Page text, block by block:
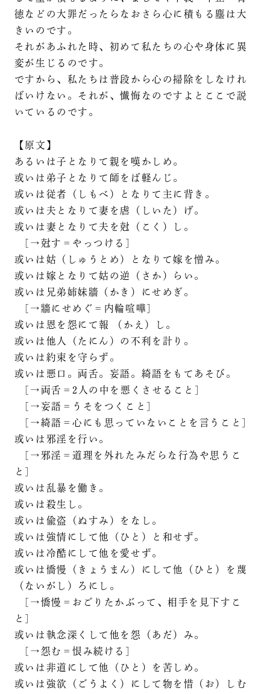
徳などの大罪だったらなおさら心に積もる塵は大
きいのです。
それがあふれた時、初めて私たちの心や身体に異
変が生じるのです。
ですから、私たちは普段から心の掃除をしなけれ
ばいけない。それが、懴悔なのですよとここで説
いているのです。
【原文】
あるいは子となりて親を嘆かしめ。
或いは弟子となりて師をば軽んじ。
或いは従者（しもべ）となりて主に背き。
或いは夫となりて妻を虐（しいた）げ。
或いは妻となりて夫を尅（こく）し。
[→尅す＝やっつける]
或いは姑（しゅうとめ）となりて嫁を憎み。
或いは嫁となりて姑の逆（さか）らい。
或いは兄弟姉妹牆（かき）にせめぎ。
[→牆にせめぐ＝内輪喧嘩]
或いは恩を怨にて報 （かえ）し。
或いは他人（たにん）の不利を計り。
或いは約束を守らず。
或いは悪口。両舌。妄語。綺語をもてあそび。
[→両舌＝2人の中を悪くさせること]
[→妄語＝うそをつくこと]
[→綺語＝心にも思っていないことを言うこと]
或いは邪淫を行い。
[→邪淫＝道理を外れたみだらな行為や思うこ
と]
或いは乱暴を働き。
或いは殺生し。
或いは偸盗（ぬすみ）をなし。
或いは強情にして他（ひと）と和せず。
或いは冷酷にして他を愛せず。
或いは憍慢（きょうまん）にして他（ひと）を蔑
（ないがし）ろにし。
[→憍慢＝おごりたかぶって、相手を見下すこ
と]
或いは執念深くして他を怨（あだ）み。
[→怨む＝恨み続ける]
或いは非道にして他（ひと）を苦しめ。
或いは強欲（ごうよく）にして物を惜（お）しむ